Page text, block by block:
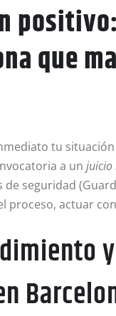
positivo:
que
tu
a un juicio
de seguridad
actuar